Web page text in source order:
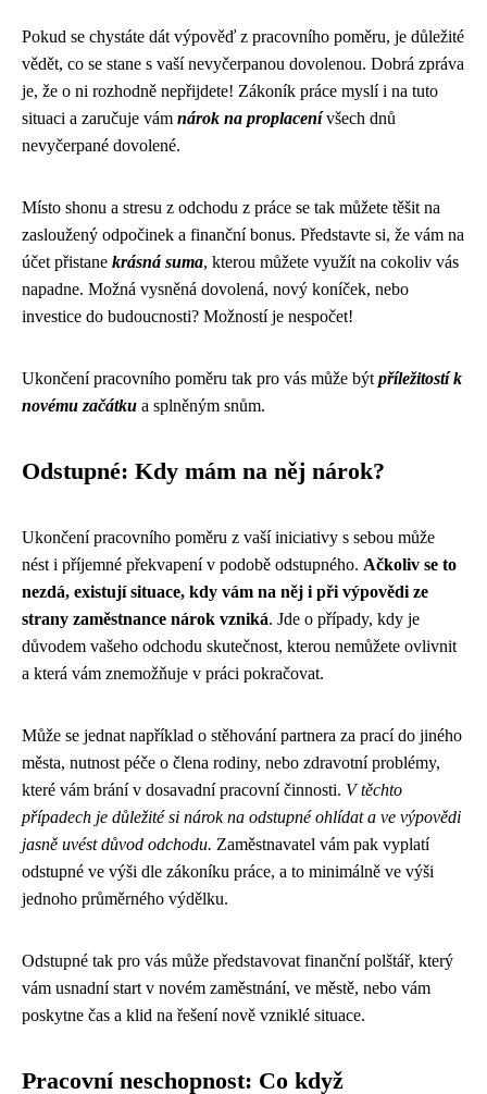
Pokud se chystáte dát výpověď z pracovního poměru, je důležité
vědět, co se stane s vaší nevyčerpanou dovolenou. Dobrá zpráva
je, že o ni rozhodně nepřijdete! Zákoník práce myslí i na tuto
situaci a zaručuje vám nárok na proplacenívšech dnů
nevyčerpané dovolené.
Místo shonu a stresu z odchodu z práce se tak můžete těšit na
zasloužený odpočinek a finanční bonus. Představte si, že vám na
účet přistane krásná suma, kterou můžete využít na cokoliv vás
napadne. Možná vysněná dovolená, nový koníček, nebo
investice do budoucnosti? Možností je nespočet!
Ukončení pracovního poměru tak pro vás může být příležitostí k
novému začátku a splněným snům.
Odstupné: Kdy mám na něj nárok?
Ukončení pracovního poměru z vaší iniciativy s sebou může
nést i příjemné překvapení v podobě odstupného. Ačkoliv se to
nezdá, existují situace, kdy vám na něj i při výpovědi ze
strany zaměstnance nárok vzniká. Jde o případy, kdy je
důvodem vašeho odchodu skutečnost, kterou nemůžete ovlivnit
a která vám znemožňuje v práci pokračovat.
Může se jednat například o stěhování partnera za prací do jiného
města, nutnost péče o člena rodiny, nebo zdravotní problémy,
které vám brání v dosavadní pracovní činnosti. V těchto
případech je důležité si nárok na odstupné ohlídat a ve výpovědi
jasně uvést důvod odchodu. Zaměstnavatel vám pak vyplatí
odstupné ve výši dle zákoníku práce, a to minimálně ve výši
jednoho průměrného výdělku.
Odstupné tak pro vás může představovat finanční polštář, který
vám usnadní start v novém zaměstnání, ve městě, nebo vám
poskytne čas a klid na řešení nově vzniklé situace.
Pracovní neschopnost: Co když